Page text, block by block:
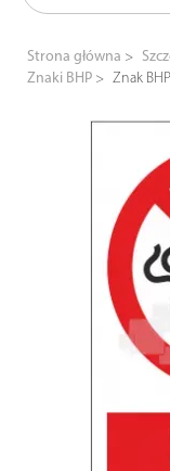
Strona główna
Znaki BHP
Znak